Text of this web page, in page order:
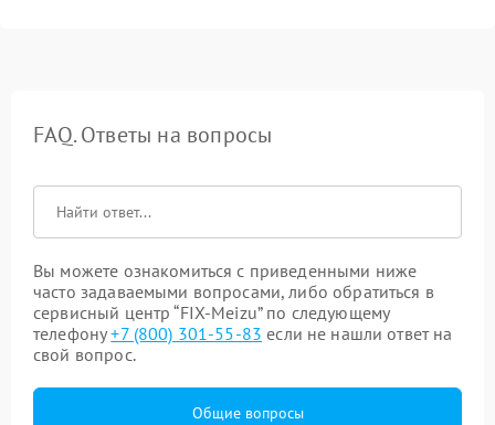
FAQ. Ответы на вопросы
Вы можете ознакомиться с приведенными ниже
часто задаваемыми вопросами, либо обратиться в
сервисный центр “FIX-Meizu” по следующему
телефону+7 (800) 301-55-83 если не нашли ответ на
свой вопрос.
Общие вопросы